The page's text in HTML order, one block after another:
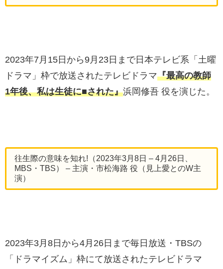
2023年7月15日から9月23日まで日本テレビ系「土曜
ドラマ」枠で放送されたテレビドラマ『最高の教師
1年後、私は生徒に■された』浜岡修吾 役を演じた。
往生際の意味を知れ!（2023年3月8日 – 4月26日、
MBS・TBS） – 主演・市松海路 役（見上愛とのW主
演）
2023年3月8日から4月26日まで毎日放送・TBSの
「ドラマイズム」枠にて放送されたテレビドラマ